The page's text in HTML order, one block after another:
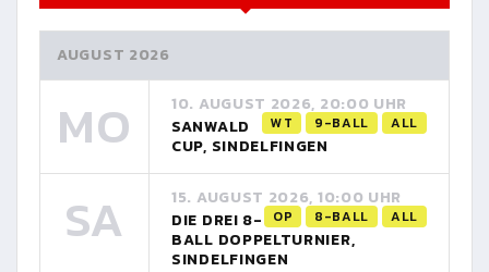
AUGUST 2026
MO 10. AUGUST 2026, 20:00 UHR
WT 9-BALL ALL
SANWALD
CUP, SINDELFINGEN
SA 15. AUGUST 2026, 10:00 UHR
OP 8-BALL ALL
DIE DREI 8-
BALL DOPPELTURNIER,
SINDELFINGEN